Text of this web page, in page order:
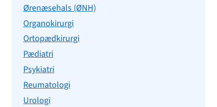
Ørenæsehals (ØNH)
Organokirurgi
Ortopædkirurgi
Pædiatri
Psykiatri
Reumatologi
Urologi